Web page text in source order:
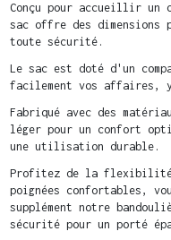
Conçu pour accueillir un
sac offre des
toute sécurité.
Le sac est doté d'un
facilement vos affaires,
Fabriqué avec des
léger pour un confort
une utilisation durable.
Profitez de la flexibilité
poignées confortables,
supplément notre
sécurité pour un porté